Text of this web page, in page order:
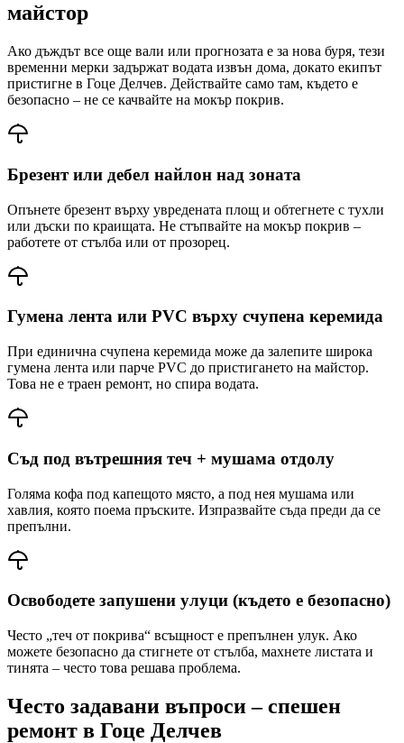
майстор
Ако дъждът все още вали или прогнозата е за нова буря, тези
временни мерки задържат водата извън дома, докато екипът
пристигне в Гоце Делчев. Действайте само там, където е
безопасно – не се качвайте на мокър покрив.
Брезент или дебел найлон над зоната
Опънете брезент върху увредената площ и обтегнете с тухли
или дъски по краищата. Не стъпвайте на мокър покрив –
работете от стълба или от прозорец.
Гумена лента или PVC върху счупена керемида
При единична счупена керемида може да залепите широка
гумена лента или парче PVC до пристигането на майстор.
Това не е траен ремонт, но спира водата.
Съд под вътрешния теч + мушама отдолу
Голяма кофа под капещото място, а под нея мушама или
хавлия, която поема пръските. Изпразвайте съда преди да се
препълни.
Освободете запушени улуци (където е безопасно)
Често „теч от покрива“ всъщност е препълнен улук. Ако
можете безопасно да стигнете от стълба, махнете листата и
тинята – често това решава проблема.
Често задавани въпроси – спешен
ремонт в Гоце Делчев